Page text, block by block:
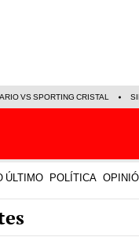
VS SPORTING CRISTAL
ÚLTIMO POLÍTICA